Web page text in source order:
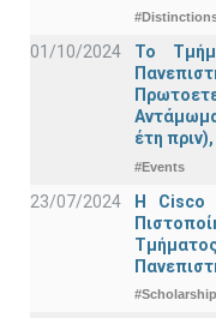
01/10/2024
Το
έτη
#Events
23/07/2024
Η Cisco